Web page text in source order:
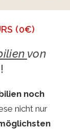
(0€)
von
!
noch
nicht nur